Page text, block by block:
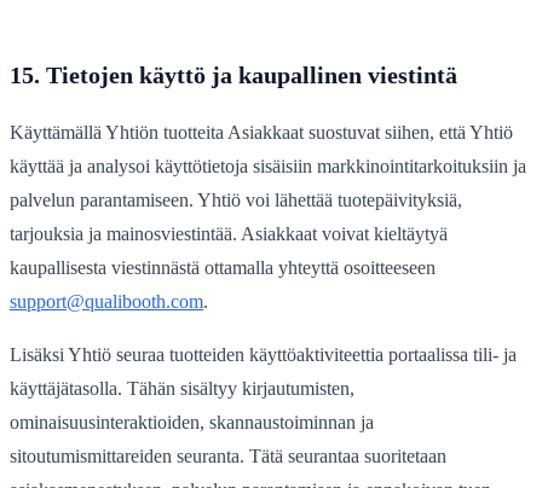
15. Tietojen käyttö ja kaupallinen viestintä
Käyttämällä Yhtiön tuotteita Asiakkaat suostuvat siihen, että Yhtiö
käyttää ja analysoi käyttötietoja sisäisiin markkinointitarkoituksiin ja
palvelun parantamiseen. Yhtiö voi lähettää tuotepäivityksiä,
tarjouksia ja mainosviestintää. Asiakkaat voivat kieltäytyä
kaupallisesta viestinnästä ottamalla yhteyttä osoitteeseen
support@qualibooth.com.
Lisäksi Yhtiö seuraa tuotteiden käyttöaktiviteettia portaalissa tili- ja
käyttäjätasolla. Tähän sisältyy kirjautumisten,
ominaisuusinteraktioiden, skannaustoiminnan ja
sitoutumismittareiden seuranta. Tätä seurantaa suoritetaan